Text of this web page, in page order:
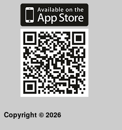
Copyright © 2026